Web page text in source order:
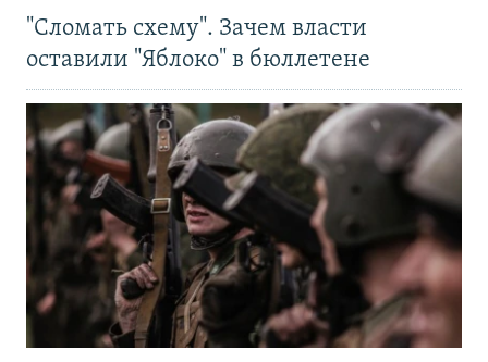
"Сломать схему". Зачем власти
оставили "Яблоко" в бюллетене